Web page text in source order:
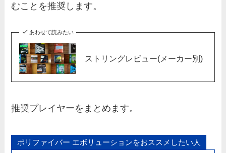
むことを推奨します。
あわせて読みたい
ストリングレビュー(メーカー別)
推奨プレイヤーをまとめます。
ポリファイバー エボリューションをおススメしたい人